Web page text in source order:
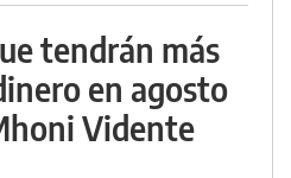
tendrán más
en agosto
Vidente